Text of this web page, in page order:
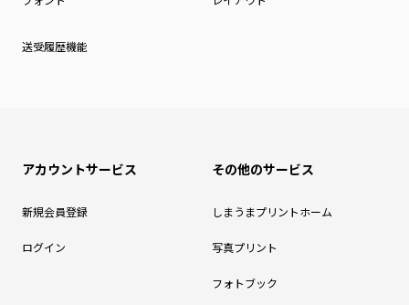
送受履歴機能
アカウントサービス
新規会員登録
ログイン
その他のサービス
しまうまプリントホーム
写真プリント
フォトブック